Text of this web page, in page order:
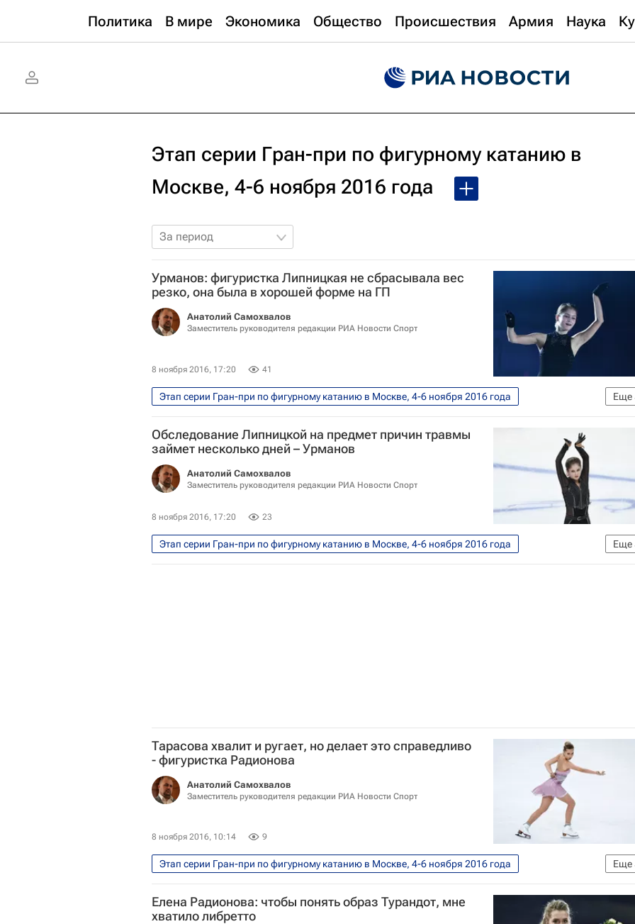
Политика В мире Экономика Общество Происшествия Армия Наука
Этап серии Гран-при по фигурному катанию в
Москве, 4-6 ноября 2016 года
За период
Урманов: фигуристка Липницкая не сбрасывала вес
резко, она была в хорошей форме на ГП
Анатолий Самохвалов
Заместитель руководителя редакции РИА Новости Спорт
8 ноября 2016, 17:20 41
Еще
Этап серии Гран-при по фигурному катанию в Москве, 4-6 ноября 2016 года
Фигурное катание
Спорт
Алексей Урманов
Гран-при по фигурному катанию
Юлия Липницкая
Обследование Липницкой на предмет причин травмы
займет несколько дней – Урманов
Анатолий Самохвалов
Заместитель руководителя редакции РИА Новости Спорт
8 ноября 2016, 17:20 23
Еще
Этап серии Гран-при по фигурному катанию в Москве, 4-6 ноября 2016 года
Фигурное катание
Спорт
Алексей Урманов
Тарасова хвалит и ругает, но делает это справедливо
- фигуристка Радионова
Анатолий Самохвалов
Заместитель руководителя редакции РИА Новости Спорт
8 ноября 2016, 10:14 9
Еще
Этап серии Гран-при по фигурному катанию в Москве, 4-6 ноября 2016 года
Фигурное катание
Спорт
Татьяна Тарасова
Гран-при по фигурному катанию
Елена Радионова
Елена Радионова: чтобы понять образ Турандот, мне
хватило либретто